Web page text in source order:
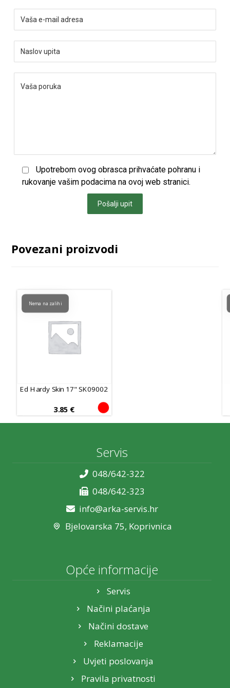
Upotrebom ovog obrasca prihvaćate pohranu i
rukovanje vašim podacima na ovoj web stranici.
Pošalji upit
Povezani proizvodi
Ed Hardy Skin 17" SK09002
3.85 €
Nema na zalihi
Servis
048/642-322
048/642-323
info@arka-servis.hr
Bjelovarska 75, Koprivnica
Opće informacije
Servis
Načini plaćanja
Načini dostave
Reklamacije
Uvjeti poslovanja
Pravila privatnosti